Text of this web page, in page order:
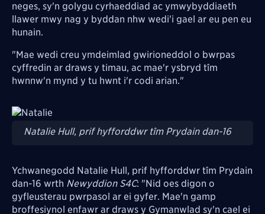
neges, sy'n golygu cyrhaeddiad ac ymwybyddiaeth
llawer mwy nag y byddan nhw wedi'i gael ar eu pen eu
hunain.
"Mae wedi creu ymdeimlad gwirioneddol o bwrpas
cyffredin ar draws y timau, ac mae'r ysbryd tîm
hwnnw'n mynd y tu hwnt i'r codi arian."
Image
Natalie Hull, prif hyfforddwr tîm Prydain dan-16
Ychwanegodd Natalie Hull, prif hyfforddwr tîm Prydain
dan-16 wrth Newyddion S4C: "Nid oes digon o
gyfleusterau pwrpasol ar ei gyfer. Mae'n gamp
broffesiynol enfawr ar draws y Gymanwlad sy'n cael ei